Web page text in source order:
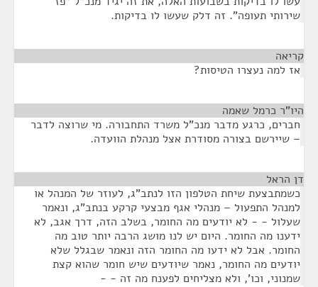
שירותי תעופה". זה דלק שעשו לו בדיקות.
קריאה
אז למה נעצרו הטיסות?
היו"ר כרמל שאמה
חברים, כרגע מדבר מנכ"ל משרד התחבורה. מי שרוצה לדבר
– שיירשם בצורה מסודרת אצל מנהלת הוועדה.
דן הראל
כשמתבצעת שיחת הטלפון הזו לנתב"ג, לעוזר של המנהל או
למנהל התפעול – מנהלי אגף מבצעי קרקע בנתב"ג, ונאמר
שעלול - - לא יודעים מה החומר, בשלב הזה, דרך אגב, לא
ידענו מה החומר. היום יש לנו מושג הרבה יותר טוב מה
החומר. אבל לא ידעו מה החומר הזה ונאמר שבגלל שלא
יודעים מה החומר, נאמר שיודעים שיש חומר שהוא קצת
שמנוני, וכו', ולא מצליחים לפענח מה זה - -